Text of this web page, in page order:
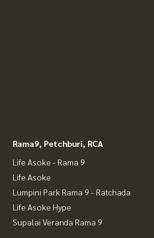
Rama9, Petchburi, RCA
Life Asoke - Rama 9
Life Asoke
Lumpini Park Rama 9 - Ratchada
Life Asoke Hype
Supalai Veranda Rama 9